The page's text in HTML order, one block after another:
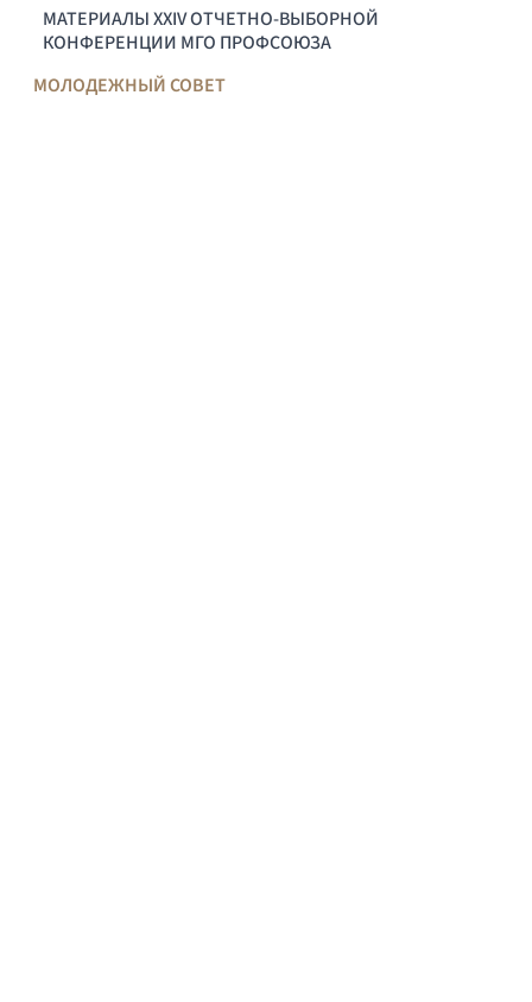
МАТЕРИАЛЫ XXIV ОТЧЕТНО-ВЫБОРНОЙ
КОНФЕРЕНЦИИ МГО ПРОФСОЮЗА
МОЛОДЕЖНЫЙ СОВЕТ